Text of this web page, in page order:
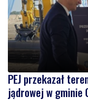
PEJ przekazał
jądrowej w gminie